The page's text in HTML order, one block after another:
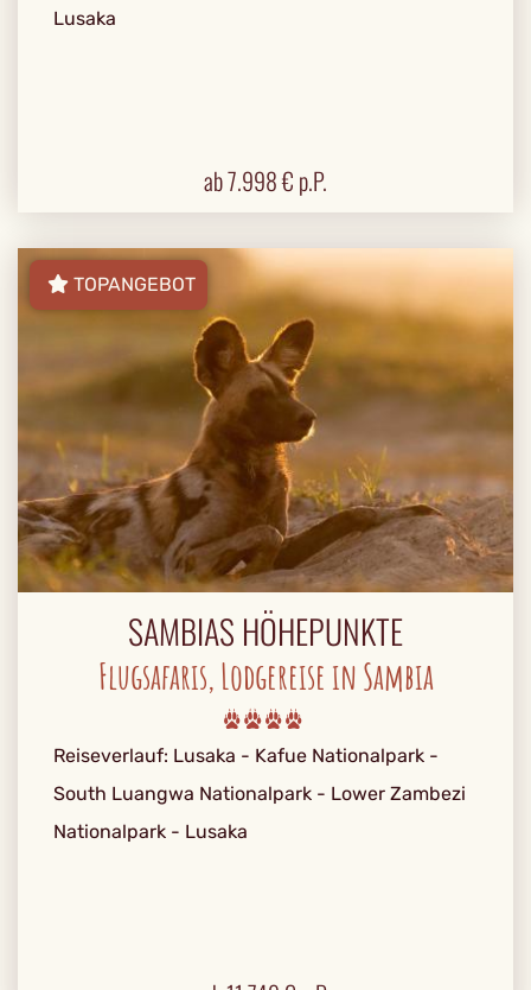
Lusaka
ab7.998€ p.P.
TOPANGEBOT
SAMBIAS HÖHEPUNKTE
Flugsafaris, Lodgereise in Sambia
Reiseverlauf: Lusaka - Kafue Nationalpark -
South Luangwa Nationalpark - Lower Zambezi
Nationalpark - Lusaka